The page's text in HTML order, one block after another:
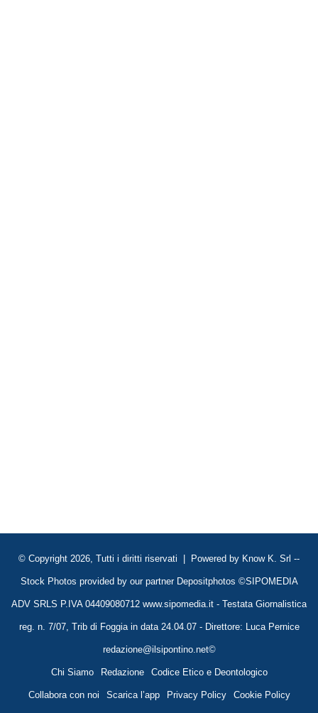
© Copyright 2026, Tutti i diritti riservati | Powered by Know K. Srl --
Stock Photos provided by our partner Depositphotos ©SIPOMEDIA
ADV SRLS P.IVA 04409080712 www.sipomedia.it - Testata Giornalistica
reg. n. 7/07, Trib di Foggia in data 24.04.07 - Direttore: Luca Pernice
redazione@ilsipontino.net©
Chi Siamo Redazione Codice Etico e Deontologico
Collabora con noi Scarica l’app Privacy Policy Cookie Policy